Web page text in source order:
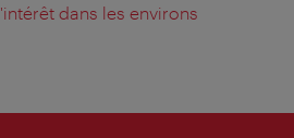
dans les environs